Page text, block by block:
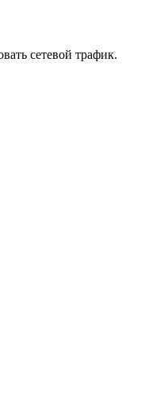
сетевой трафик.